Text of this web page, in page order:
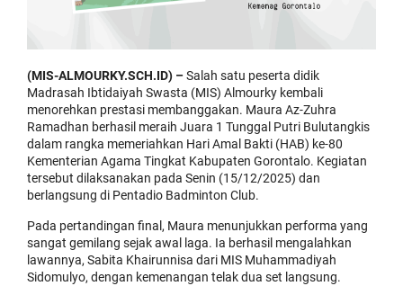
(MIS-ALMOURKY.SCH.ID) –Salah satu peserta didik
Madrasah Ibtidaiyah Swasta (MIS) Almourky kembali
menorehkan prestasi membanggakan. Maura Az-Zuhra
Ramadhan berhasil meraih Juara 1 Tunggal Putri Bulutangkis
dalam rangka memeriahkan Hari Amal Bakti (HAB) ke-80
Kementerian Agama Tingkat Kabupaten Gorontalo. Kegiatan
tersebut dilaksanakan pada Senin (15/12/2025) dan
berlangsung di Pentadio Badminton Club.
Pada pertandingan final, Maura menunjukkan performa yang
sangat gemilang sejak awal laga. Ia berhasil mengalahkan
lawannya, Sabita Khairunnisa dari MIS Muhammadiyah
Sidomulyo, dengan kemenangan telak dua set langsung.